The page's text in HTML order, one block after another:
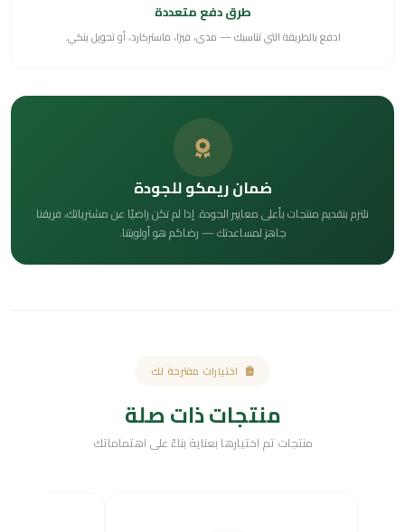
طرق دفع متعددة
ادفع بالطريقة التي تناسبك — مدى، فيزا، ماستركارد، أو تحويل بنكي.
ضمان ريمكو للجودة
نلتزم بتقديم منتجات بأعلى معايير الجودة. إذا لم تكن راضيًا عن مشترياتك، فريقنا
جاهز لمساعدتك — رضاكم هو أولويتنا.
اختيارات مقترحة لك
منتجات ذات صلة
منتجات تم اختيارها بعناية بناءً على اهتماماتك